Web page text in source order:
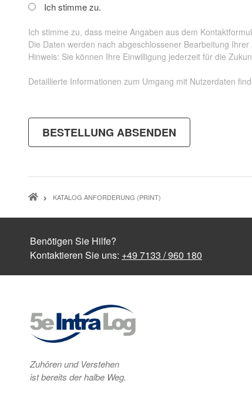
Ich stimme zu.
Ich stimme zu, dass meine Angaben aus dem
Die Daten werden nach abgeschlossener Bearbeitung
Hinweis: Sie können Ihre Einwilligung jederzeit für die
Detaillierte Informationen zum Umgang mit Nutzerdaten
PFADNAVIGATION
KATALOG ANFORDERUNG (PRINT)
Benötigen Sie Hilfe?
Kontaktieren Sie uns: +49 7133 / 960 180
Zuhören und Verstehen
ist bereits der halbe Weg.